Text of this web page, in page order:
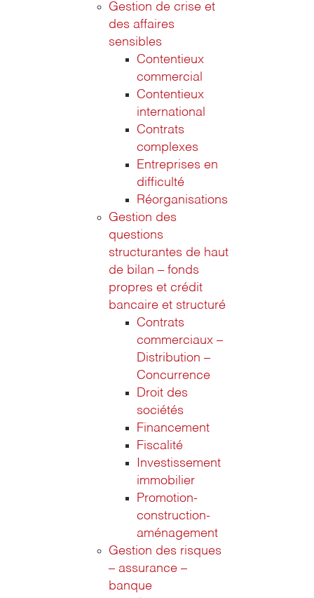
Gestion de crise et
des affaires
sensibles
Contentieux
commercial
Contentieux
international
Contrats
complexes
Entreprises en
difficulté
Réorganisations
Gestion des
questions
structurantes de haut
de bilan – fonds
propres et crédit
bancaire et structuré
Contrats
commerciaux –
Distribution –
Concurrence
Droit des
sociétés
Financement
Fiscalité
Investissement
immobilier
Promotion-
construction-
aménagement
Gestion des risques
– assurance –
banque